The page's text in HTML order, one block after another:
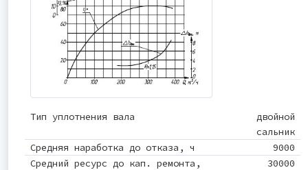
Тип уплотнения вала
двойной
сальник
Средняя наработка до отказа, ч
9000
Средний ресурс до кап. ремонта,
30000